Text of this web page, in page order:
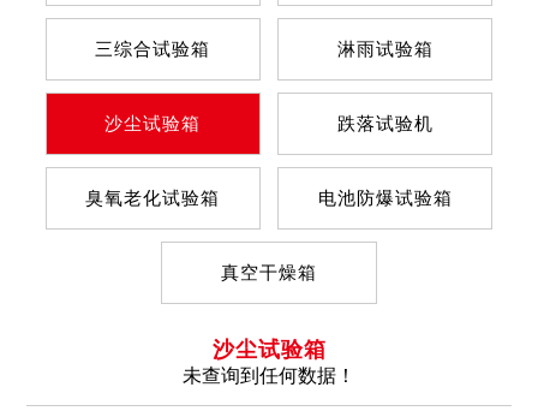
三综合试验箱 淋雨试验箱
沙尘试验箱 跌落试验机
臭氧老化试验箱 电池防爆试验箱
真空干燥箱
沙尘试验箱
未查询到任何数据！